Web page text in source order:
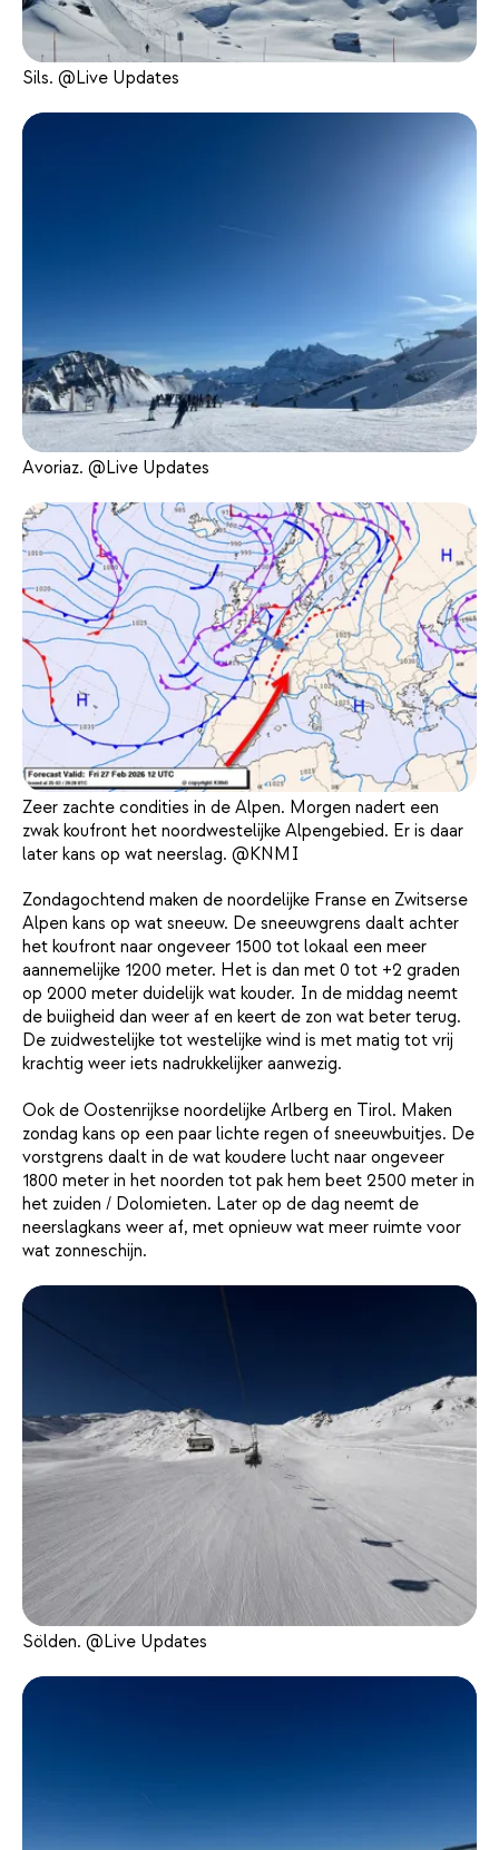
Sils. @Live Updates
Avoriaz. @Live Updates
Zeer zachte condities in de Alpen. Morgen nadert een
zwak koufront het noordwestelijke Alpengebied. Er is daar
later kans op wat neerslag. @KNMI
Zondagochtend maken de noordelijke Franse en Zwitserse
Alpen kans op wat sneeuw. De sneeuwgrens daalt achter
het koufront naar ongeveer 1500 tot lokaal een meer
aannemelijke 1200 meter. Het is dan met 0 tot +2 graden
op 2000 meter duidelijk wat kouder. In de middag neemt
de buiigheid dan weer af en keert de zon wat beter terug.
De zuidwestelijke tot westelijke wind is met matig tot vrij
krachtig weer iets nadrukkelijker aanwezig.
Ook de Oostenrijkse noordelijke Arlberg en Tirol. Maken
zondag kans op een paar lichte regen of sneeuwbuitjes. De
vorstgrens daalt in de wat koudere lucht naar ongeveer
1800 meter in het noorden tot pak hem beet 2500 meter in
het zuiden / Dolomieten. Later op de dag neemt de
neerslagkans weer af, met opnieuw wat meer ruimte voor
wat zonneschijn.
Sölden. @Live Updates